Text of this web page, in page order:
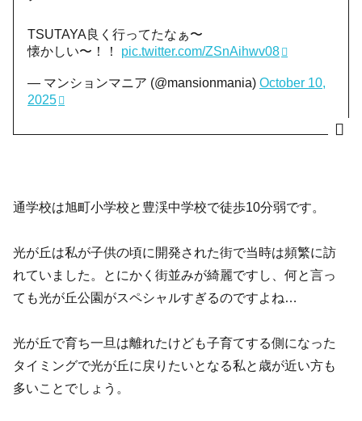
TSUTAYA良く行ってたなぁ〜
懐かしい〜！！ pic.twitter.com/ZSnAihwv08
— マンションマニア (@mansionmania)October 10,
2025
通学校は旭町小学校と豊渓中学校で徒歩10分弱です。
光が丘は私が子供の頃に開発された街で当時は頻繁に訪
れていました。とにかく街並みが綺麗ですし、何と言っ
ても光が丘公園がスペシャルすぎるのですよね…
光が丘で育ち一旦は離れたけども子育てする側になった
タイミングで光が丘に戻りたいとなる私と歳が近い方も
多いことでしょう。